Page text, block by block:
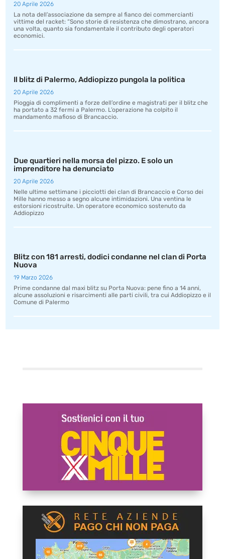
20 Aprile 2026
La nota dell’associazione da sempre al fianco dei commercianti
vittime del racket: “Sono storie di resistenza che dimostrano, ancora
una volta, quanto sia fondamentale il contributo degli operatori
economici.
Il blitz di Palermo, Addiopizzo pungola la politica
20 Aprile 2026
Pioggia di complimenti a forze dell’ordine e magistrati per il blitz che
ha portato a 32 fermi a Palermo. L’operazione ha colpito il
mandamento mafioso di Brancaccio.
Due quartieri nella morsa del pizzo. E solo un
imprenditore ha denunciato
20 Aprile 2026
Nelle ultime settimane i picciotti dei clan di Brancaccio e Corso dei
Mille hanno messo a segno alcune intimidazioni. Una ventina le
estorsioni ricostruite. Un operatore economico sostenuto da
Addiopizzo
Blitz con 181 arresti, dodici condanne nel clan di Porta
Nuova
19 Marzo 2026
Prime condanne dal maxi blitz su Porta Nuova: pene fino a 14 anni,
alcune assoluzioni e risarcimenti alle parti civili, tra cui Addiopizzo e il
Comune di Palermo